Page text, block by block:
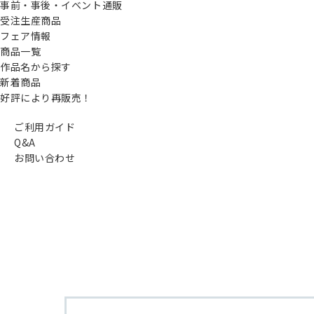
事前・事後・イベント通販
受注生産商品
フェア情報
商品一覧
作品名から探す
新着商品
好評により再販売！
ご利用ガイド
Q&A
お問い合わせ